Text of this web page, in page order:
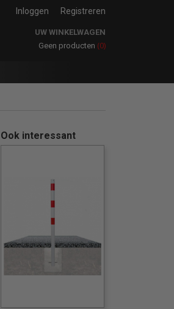
Inloggen Registreren
UW WINKELWAGEN
Geen producten (0)
Ook interessant